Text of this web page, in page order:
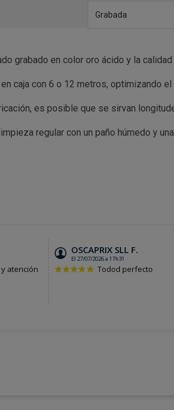
Grabada
grabado en color oro ácido y la
caja con 6 o 12 metros, optimizando
es posible que se sirvan
regular con un paño húmedo y